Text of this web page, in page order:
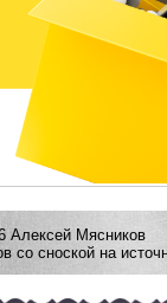
Алексей Мясников
со сноской на